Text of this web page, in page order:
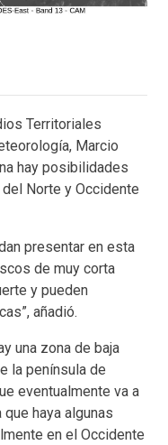
Territoriales
Marcio
hay posibilidades
Norte y Occidente
presentar en esta
de muy corta
y pueden
añadió.
una zona de baja
la península de
eventualmente va a
haya algunas
en el Occidente